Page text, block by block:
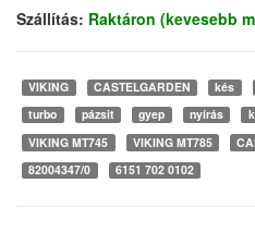
Szállítás: Raktáron (kevesebb
VIKING CASTELGARDEN kés
turbo
pázsit gyep nyírás
VIKING MT745
VIKING MT785
82004347/0
6151 702 0102